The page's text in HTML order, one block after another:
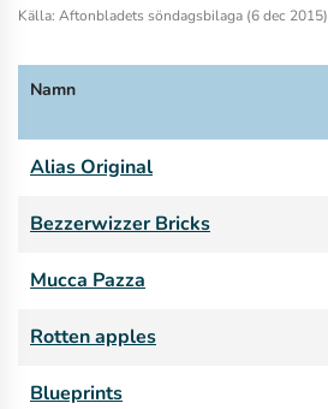
Källa: Aftonbladets söndagsbilaga (6 dec 2015)
Namn
Alias Original
Bezzerwizzer Bricks
Mucca Pazza
Rotten apples
Blueprints